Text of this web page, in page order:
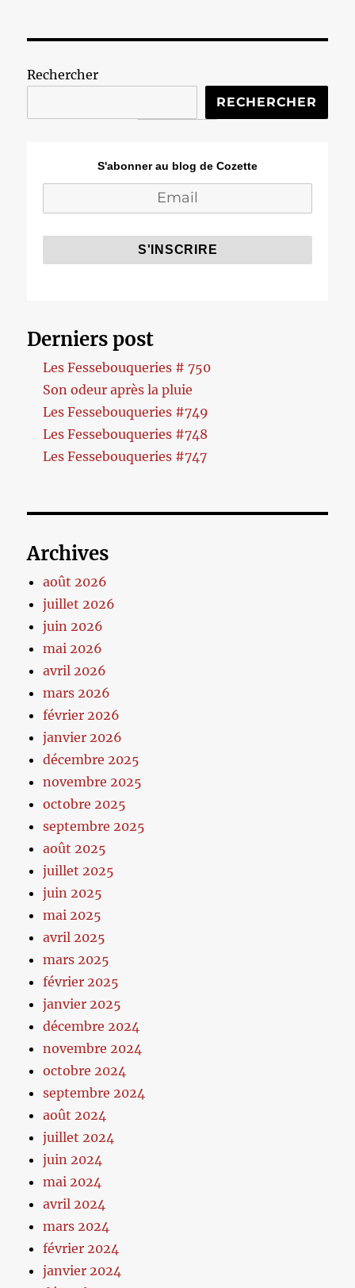
Rechercher
RECHERCHER
S'abonner au blog de Cozette
Derniers post
Les Fessebouqueries # 750
Son odeur après la pluie
Les Fessebouqueries #749
Les Fessebouqueries #748
Les Fessebouqueries #747
Archives
août 2026
juillet 2026
juin 2026
mai 2026
avril 2026
mars 2026
février 2026
janvier 2026
décembre 2025
novembre 2025
octobre 2025
septembre 2025
août 2025
juillet 2025
juin 2025
mai 2025
avril 2025
mars 2025
février 2025
janvier 2025
décembre 2024
novembre 2024
octobre 2024
septembre 2024
août 2024
juillet 2024
juin 2024
mai 2024
avril 2024
mars 2024
février 2024
janvier 2024